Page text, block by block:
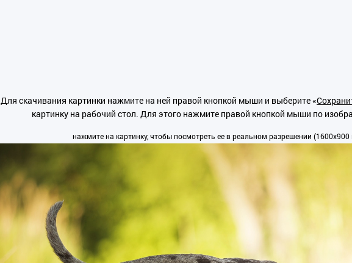
Для скачивания картинки нажмите на ней правой кнопкой мыши и выберите «
картинку на рабочий стол. Для этого нажмите правой кнопкой мыши по
нажмите на картинку, чтобы посмотреть ее в реальном разрешении (1600x900